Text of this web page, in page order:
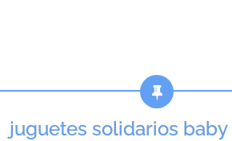
juguetes solidarios